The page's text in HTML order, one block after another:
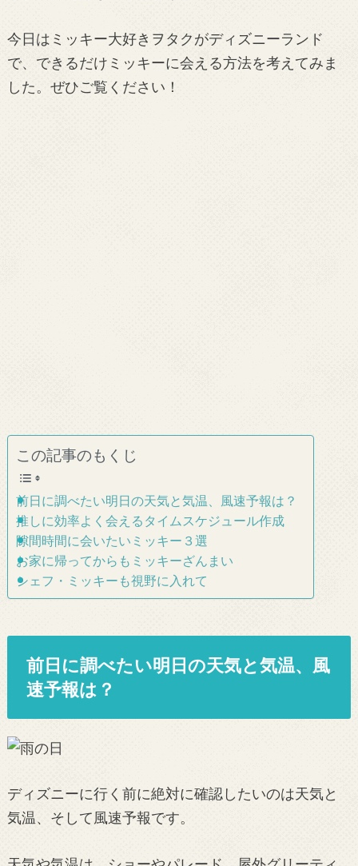
今日はミッキー大好きヲタクがディズニーランド
で、できるだけミッキーに会える方法を考えてみま
した。ぜひご覧ください！
この記事のもくじ
前日に調べたい明日の天気と気温、風速予報は？
推しに効率よく会えるタイムスケジュール作成
隙間時間に会いたいミッキー３選
お家に帰ってからもミッキーざんまい
シェフ・ミッキーも視野に入れて
前日に調べたい明日の天気と気温、風
速予報は？
ディズニーに行く前に絶対に確認したいのは天気と
気温、そして風速予報です。